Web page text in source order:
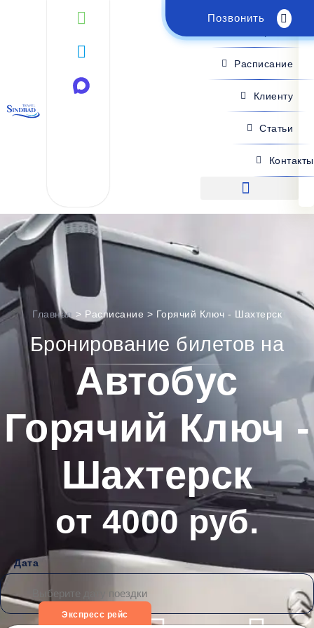
Позвонить
Поиск рейса
Расписание
Клиенту
Статьи
Контакты
Главная > Расписание > Горячий Ключ - Шахтерск
Бронирование билетов на
Автобус
Горячий Ключ -
Шахтерск
от 4000 руб.
Дата
Экспресс рейс